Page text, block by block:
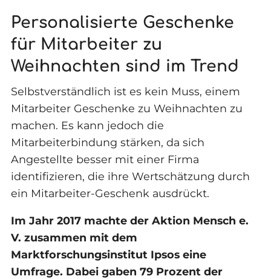
Personalisierte Geschenke
für Mitarbeiter zu
Weihnachten sind im Trend
Selbstverständlich ist es kein Muss, einem
Mitarbeiter Geschenke zu Weihnachten zu
machen. Es kann jedoch die
Mitarbeiterbindung stärken, da sich
Angestellte besser mit einer Firma
identifizieren, die ihre Wertschätzung durch
ein Mitarbeiter-Geschenk ausdrückt.
Im Jahr 2017 machte der Aktion Mensch e.
V. zusammen mit dem
Marktforschungsinstitut Ipsos eine
Umfrage. Dabei gaben 79 Prozent der